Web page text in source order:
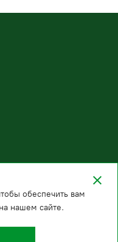
200-78-15
обеспечить вам
нашем сайте.